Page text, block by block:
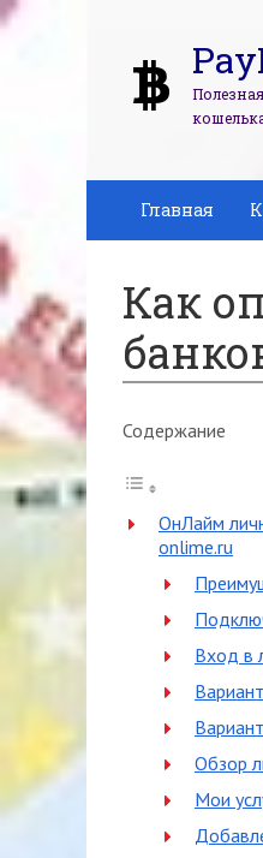
Главная
Как
Содержание
ОнЛайм
onlime.ru
Вход в
Обзор
Мои